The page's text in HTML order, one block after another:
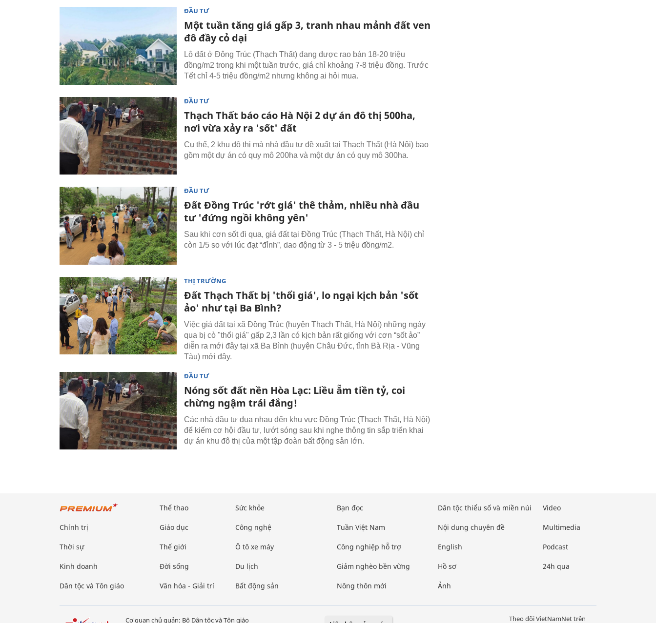
ĐẦU TƯ
Một tuần tăng giá gấp 3, tranh nhau mảnh đất ven
đô đầy cỏ dại
Lô đất ở Đông Trúc (Thạch Thất) đang được rao bán 18-20 triệu
đồng/m2 trong khi một tuần trước, giá chỉ khoảng 7-8 triệu đồng. Trước
Tết chỉ 4-5 triệu đồng/m2 nhưng không ai hỏi mua.
ĐẦU TƯ
Thạch Thất báo cáo Hà Nội 2 dự án đô thị 500ha,
nơi vừa xảy ra 'sốt' đất
Cụ thể, 2 khu đô thị mà nhà đầu tư đề xuất tại Thạch Thất (Hà Nội) bao
gồm một dự án có quy mô 200ha và một dự án có quy mô 300ha.
ĐẦU TƯ
Đất Đồng Trúc 'rớt giá' thê thảm, nhiều nhà đầu
tư 'đứng ngồi không yên'
Sau khi cơn sốt đi qua, giá đất tại Đồng Trúc (Thạch Thất, Hà Nội) chỉ
còn 1/5 so với lúc đạt “đỉnh”, dao động từ 3 - 5 triệu đồng/m2.
THỊ TRƯỜNG
Đất Thạch Thất bị 'thổi giá', lo ngại kịch bản 'sốt
ảo' như tại Ba Bình?
Việc giá đất tại xã Đồng Trúc (huyện Thạch Thất, Hà Nội) những ngày
qua bị cò "thổi giá" gấp 2,3 lần có kịch bản rất giống với cơn “sốt ảo”
diễn ra mới đây tại xã Ba Bình (huyện Châu Đức, tỉnh Bà Rịa - Vũng
Tàu) mới đây.
ĐẦU TƯ
Nóng sốt đất nền Hòa Lạc: Liều ẵm tiền tỷ, coi
chừng ngậm trái đắng!
Các nhà đầu tư đua nhau đến khu vực Đồng Trúc (Thạch Thất, Hà Nội)
để kiếm cơ hội đầu tư, lướt sóng sau khi nghe thông tin sắp triển khai
dự án khu đô thị của một tập đoàn bất động sản lớn.
Chính trị
Thời sự
Kinh doanh
Dân tộc và Tôn giáo
Thể thao
Giáo dục
Thế giới
Đời sống
Văn hóa - Giải trí
Sức khỏe
Công nghệ
Ô tô xe máy
Du lịch
Bất động sản
Bạn đọc
Tuần Việt Nam
Công nghiệp hỗ trợ
Giảm nghèo bền vững
Nông thôn mới
Dân tộc thiểu số và miền núi
Nội dung chuyên đề
English
Hồ sơ
Ảnh
Video
Multimedia
Podcast
24h qua
Cơ quan chủ quản: Bộ Dân tộc và Tôn giáo Theo dõi VietNamNet trên